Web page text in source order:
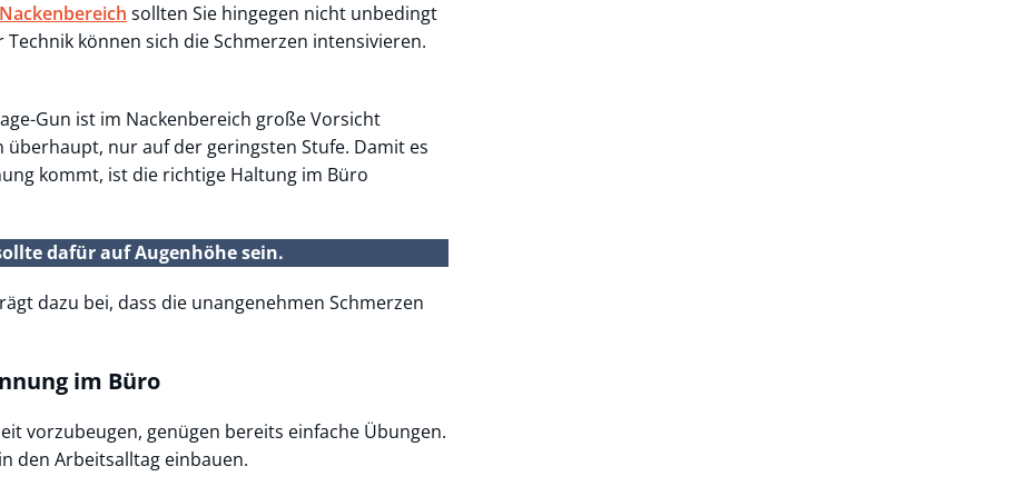
sollten Sie hingegen nicht unbedingt
können sich die Schmerzen intensivieren.
Gun ist im Nackenbereich große Vorsicht
überhaupt, nur auf der geringsten Stufe. Damit es
kommt, ist die richtige Haltung im Büro
dafür auf Augenhöhe sein.
dazu bei, dass die unangenehmen Schmerzen
im Büro
vorzubeugen, genügen bereits einfache Übungen.
den Arbeitsalltag einbauen.